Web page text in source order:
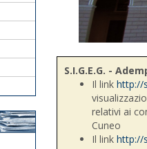
S.I.G.E.G. -
Il link http://
relativi ai
Cuneo
Il link http://